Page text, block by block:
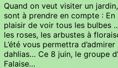
Quand on veut visiter un
sont à prendre en compte :
plaisir de voir tous les bulbes
les roses, les arbustes à
L’été vous permettra
dahlias… Ce 8 juin, le groupe
Falaise…